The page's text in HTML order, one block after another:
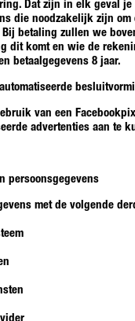
Dat zijn in elk geval je
die noodzakelijk zijn om
betaling zullen we
dit komt en wie de
betaalgegevens 8 jaar.
van een
advertenties aan te
persoonsgegevens
met de volgende